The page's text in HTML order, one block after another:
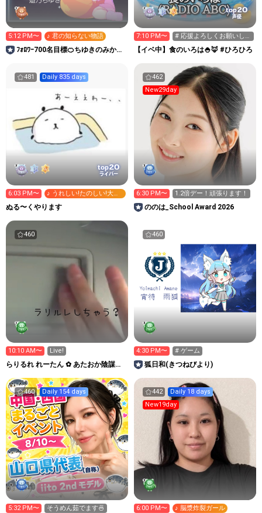
5:12 PM〜 ♪ 君の知らない物語
ﾌｫﾛﾜｰ700名目標‪‪🍊ちゆきのみかん
top20
声優
7:10 PM〜
# 応援よろしくお願いしま
す
【イベ中】食のいろは🍚🦊 #ひろひろ
481 Daily 835 days
top20
ライバー
6:03 PM〜
♪ うれしい!たのしい!大好
き!
ぬる〜くやります
462
New29day
6:30 PM〜 1.2倍デー！頑張ります！
ののは_School Award 2026
460
10:10 AM〜 Live!
らりるれ れーたん ✿ あたおか陰謀論
460
4:30 PM〜 # ゲーム
狐日和(きつねびより)
460 Daily 154 days
5:32 PM〜 そうめん茹でます🍜
442
Daily 18 days
New19day
6:00 PM〜 ♪ 脳漿炸裂ガール